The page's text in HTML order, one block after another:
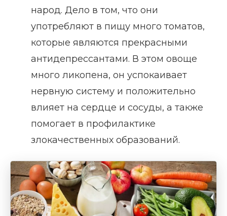
народ. Дело в том, что они
употребляют в пищу много томатов,
которые являются прекрасными
антидепрессантами. В этом овоще
много ликопена, он успокаивает
нервную систему и положительно
влияет на сердце и сосуды, а также
помогает в профилактике
злокачественных образований.